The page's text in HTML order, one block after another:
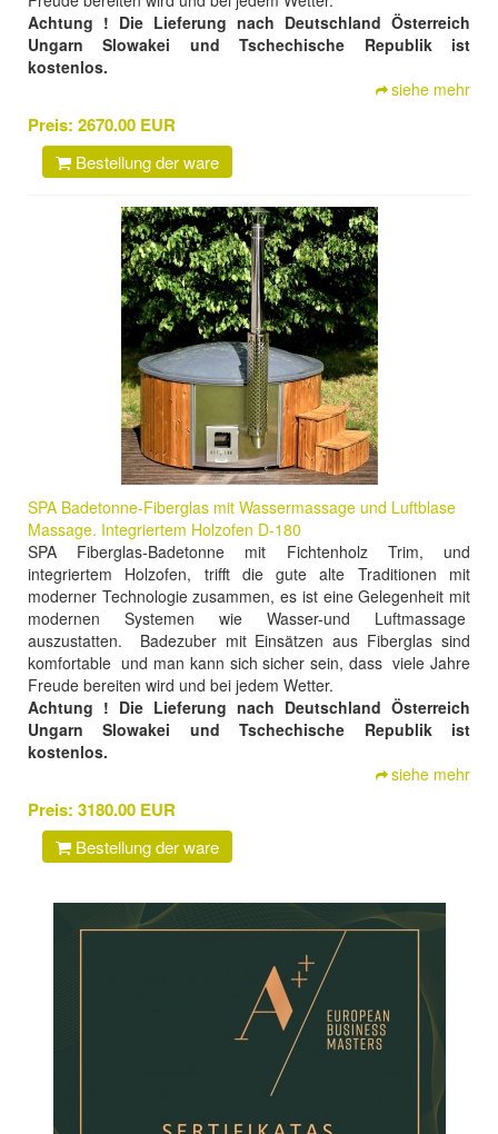
Achtung ! Die Lieferung nach Deutschland Österreich
Ungarn Slowakei und Tschechische Republik ist
kostenlos.
siehe mehr
Preis: 2670.00 EUR
Bestellung der ware
SPA Badetonne-Fiberglas mit Wassermassage und Luftblase
Massage. Integriertem Holzofen D-180
SPA Fiberglas-Badetonne mit Fichtenholz Trim, und
integriertem Holzofen, trifft die gute alte Traditionen mit
moderner Technologie zusammen, es ist eine Gelegenheit mit
modernen Systemen wie Wasser-und Luftmassage
auszustatten. Badezuber mit Einsätzen aus Fiberglas sind
komfortable und man kann sich sicher sein, dass viele Jahre
Freude bereiten wird und bei jedem Wetter.
Achtung ! Die Lieferung nach Deutschland Österreich
Ungarn Slowakei und Tschechische Republik ist
kostenlos.
siehe mehr
Preis: 3180.00 EUR
Bestellung der ware